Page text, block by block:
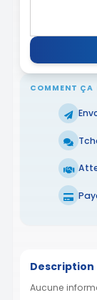
COMMENT ÇA
Description
Aucune